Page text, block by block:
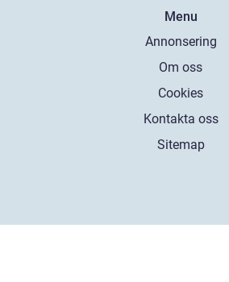
Menu
Annonsering
Om oss
Cookies
Kontakta oss
Sitemap